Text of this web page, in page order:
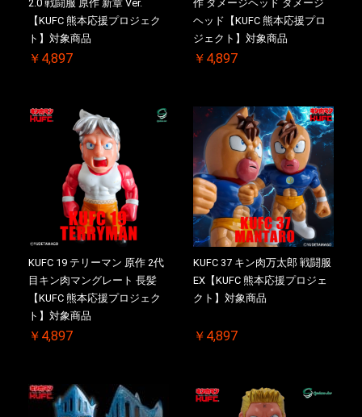
2.0 戦闘服 原作 新章 Ver.
【KUFC 熊本応援プロジェク
ト】対象商品
￥4,897
作 ダメージヘッド ダメージ
ヘッド【KUFC 熊本応援プロ
ジェクト】対象商品
￥4,897
KUFC 19 テリーマン 原作 2代
目キン肉マングレート 長髪
【KUFC 熊本応援プロジェク
ト】対象商品
￥4,897
KUFC 37 キン肉万太郎 戦闘服
EX【KUFC 熊本応援プロジェ
クト】対象商品
￥4,897